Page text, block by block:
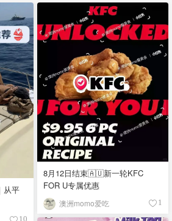
从平
10
8月12日结束🇦🇺新一轮KFC
FOR U专属优惠
澳洲momo爱吃 1